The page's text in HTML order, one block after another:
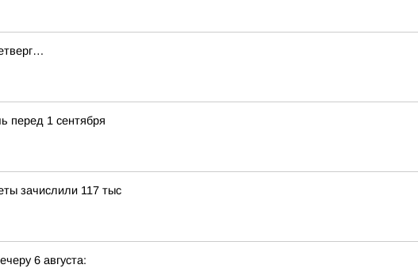
перед 1 сентября
зачислили 117 тыс
6 августа: